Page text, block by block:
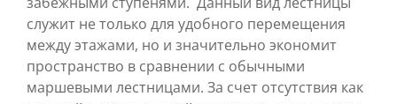
служит не только для удобного перемещения
между этажами, но и значительно экономит
пространство в сравнении с обычными
маршевыми лестницами. За счет отсутствия как